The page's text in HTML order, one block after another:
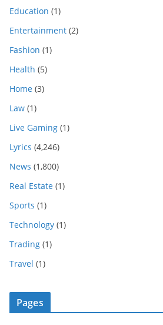
Education (1)
Entertainment (2)
Fashion (1)
Health (5)
Home (3)
Law (1)
Live Gaming (1)
Lyrics (4,246)
News (1,800)
Real Estate (1)
Sports (1)
Technology (1)
Trading (1)
Travel (1)
Pages